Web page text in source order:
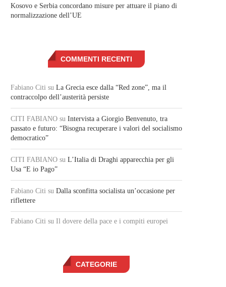
Kosovo e Serbia concordano misure per attuare il piano di
normalizzazione dell’UE
COMMENTI RECENTI
Fabiano Citi su La Grecia esce dalla “Red zone”, ma il
contraccolpo dell’austerità persiste
CITI FABIANO su Intervista a Giorgio Benvenuto, tra
passato e futuro: “Bisogna recuperare i valori del socialismo
democratico”
CITI FABIANO su L’Italia di Draghi apparecchia per gli
Usa “E io Pago”
Fabiano Citi su Dalla sconfitta socialista un’occasione per
riflettere
Fabiano Citi su Il dovere della pace e i compiti europei
CATEGORIE